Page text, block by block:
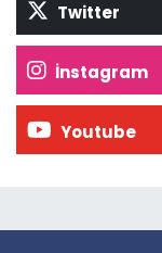
Twitter
İnstagram
Youtube